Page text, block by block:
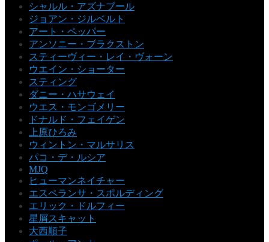
シャルル・アズナブール
ジョアン・ジルベルト
アート・ペッパー
アンソニー・ブラクストン
スティーヴィー・レイ・ヴォーン
ウエイン・ショーター
スティング
ダニー・ハサウェイ
ウエス・モンゴメリー
ドナルド・フェイゲン
上原ひろみ
ウィントン・マルサリス
パコ・デ・ルシア
MJQ
ヒューマンネイチャー
エスペランサ・スポルディング
エリック・ドルフィー
星屑スキャット
大西順子